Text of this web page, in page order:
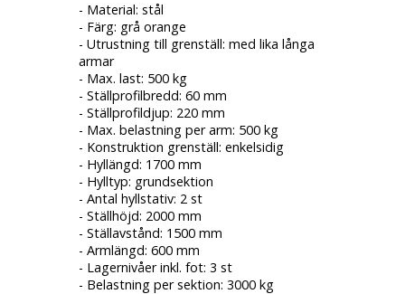
- Material: stål
- Färg: grå orange
- Utrustning till grenställ: med lika långa
armar
- Max. last: 500 kg
- Ställprofilbredd: 60 mm
- Ställprofildjup: 220 mm
- Max. belastning per arm: 500 kg
- Konstruktion grenställ: enkelsidig
- Hyllängd: 1700 mm
- Hylltyp: grundsektion
- Antal hyllstativ: 2 st
- Ställhöjd: 2000 mm
- Ställavstånd: 1500 mm
- Armlängd: 600 mm
- Lagernivåer inkl. fot: 3 st
- Belastning per sektion: 3000 kg